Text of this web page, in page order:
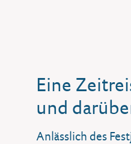
Eine
und
Anlässlich des